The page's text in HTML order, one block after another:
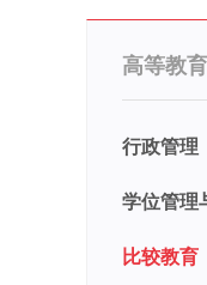
高等教育
行政管理
学位管理
比较教育